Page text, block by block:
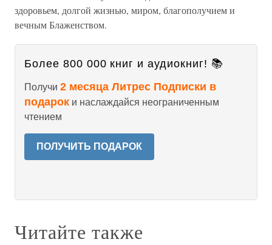
здоровьем, долгой жизнью, миром, благополучием и
вечным Блаженством.
Более 800 000 книг и аудиокниг! 📚
Получи 2 месяца Литрес Подписки в
подарок и наслаждайся неограниченным
чтением
ПОЛУЧИТЬ ПОДАРОК
Читайте также